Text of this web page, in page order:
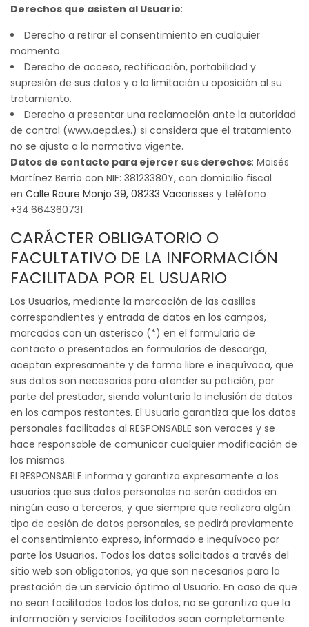
Derechos que asisten al Usuario:
Derecho a retirar el consentimiento en cualquier
momento.
Derecho de acceso, rectificación, portabilidad y
supresión de sus datos y a la limitación u oposición al su
tratamiento.
Derecho a presentar una reclamación ante la autoridad
de control (www.aepd.es.) si considera que el tratamiento
no se ajusta a la normativa vigente.
Datos de contacto para ejercer sus derechos: Moisés
Martínez Berrio con NIF: 38123380Y, con domicilio fiscal
en Calle Roure Monjo 39, 08233 Vacarisses y teléfono
+34.664360731
CARÁCTER OBLIGATORIO O
FACULTATIVO DE LA INFORMACIÓN
FACILITADA POR EL USUARIO
Los Usuarios, mediante la marcación de las casillas
correspondientes y entrada de datos en los campos,
marcados con un asterisco (*) en el formulario de
contacto o presentados en formularios de descarga,
aceptan expresamente y de forma libre e inequívoca, que
sus datos son necesarios para atender su petición, por
parte del prestador, siendo voluntaria la inclusión de datos
en los campos restantes. El Usuario garantiza que los datos
personales facilitados al RESPONSABLE son veraces y se
hace responsable de comunicar cualquier modificación de
los mismos.
El RESPONSABLE informa y garantiza expresamente a los
usuarios que sus datos personales no serán cedidos en
ningún caso a terceros, y que siempre que realizara algún
tipo de cesión de datos personales, se pedirá previamente
el consentimiento expreso, informado e inequívoco por
parte los Usuarios. Todos los datos solicitados a través del
sitio web son obligatorios, ya que son necesarios para la
prestación de un servicio óptimo al Usuario. En caso de que
no sean facilitados todos los datos, no se garantiza que la
información y servicios facilitados sean completamente